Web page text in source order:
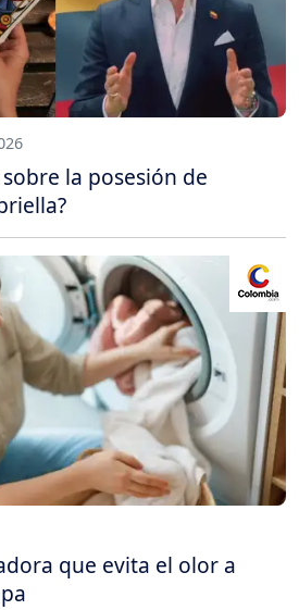
la posesión de
que evita el olor a